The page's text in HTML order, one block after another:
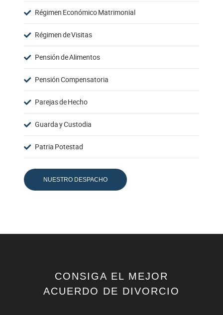
Régimen Económico Matrimonial
Régimen de Visitas
Pensión de Alimentos
Pensión Compensatoria
Parejas de Hecho
Guarda y Custodia
Patria Potestad
NUESTRO DESPACHO
CONSIGA EL MEJOR
ACUERDO DE DIVORCIO